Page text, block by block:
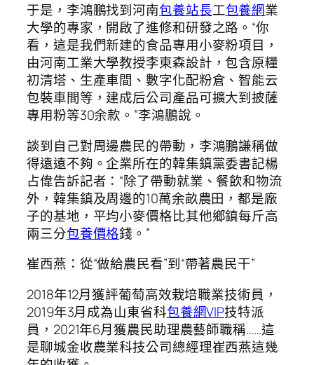
于是，李鴻鵬找到河南包養站長工包養網業
大學的專家，開啟了進修和研發之路。“你
看，這是我們新建的食品專用小麥粉項目，
由河南工業大學教授李東森設計，包含原糧
初清塔、生產車間、數字化配粉倉、智能云
包裝車間等，建成后公司產品可擴大到披薩
專用粉等30余款。”李鴻鵬說。
談到自己對周邊農民的帶動，李鴻鵬謙稱做
得遠遠不夠。企業所在的韓集鎮黨委書記楊
占偉告訴記者：“除了帶動就業、餐飲和物流
外，韓集鎮及周邊的10萬余畝農田，都是廠
子的基地，平均小麥價格比其他鄉鎮每斤高
兩三分包養價格錢。”
崔西燕：從“做給農民看”到“帶著農民干”
2018年12月獲評葡萄高效栽培職業技術員，
2019年3月成為山東省科包養網VIP技特派
員，2021年6月獲農民助理農藝師職稱……這
是聊城金收農業科技公司總經理崔西燕這幾